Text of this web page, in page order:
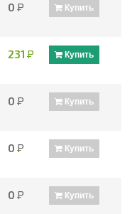
0Р Купить
231Р Купить
0Р Купить
0Р Купить
0Р Купить